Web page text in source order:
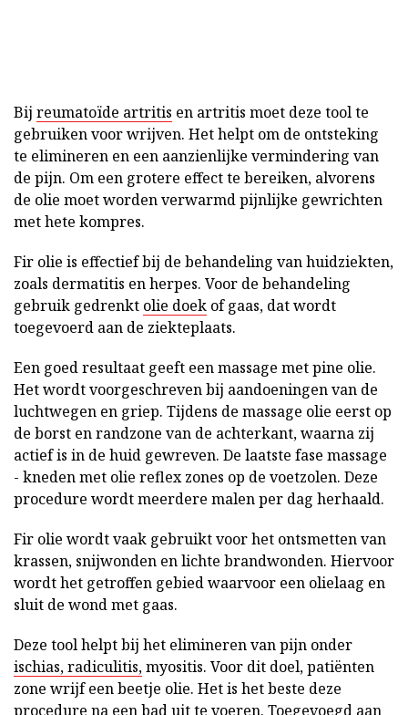
Bij reumatoïde artritis en artritis moet deze tool te
gebruiken voor wrijven. Het helpt om de ontsteking
te elimineren en een aanzienlijke vermindering van
de pijn. Om een grotere effect te bereiken, alvorens
de olie moet worden verwarmd pijnlijke gewrichten
met hete kompres.
Fir olie is effectief bij de behandeling van huidziekten,
zoals dermatitis en herpes. Voor de behandeling
gebruik gedrenkt olie doek of gaas, dat wordt
toegevoerd aan de ziekteplaats.
Een goed resultaat geeft een massage met pine olie.
Het wordt voorgeschreven bij aandoeningen van de
luchtwegen en griep. Tijdens de massage olie eerst op
de borst en randzone van de achterkant, waarna zij
actief is in de huid gewreven. De laatste fase massage
- kneden met olie reflex zones op de voetzolen. Deze
procedure wordt meerdere malen per dag herhaald.
Fir olie wordt vaak gebruikt voor het ontsmetten van
krassen, snijwonden en lichte brandwonden. Hiervoor
wordt het getroffen gebied waarvoor een olielaag en
sluit de wond met gaas.
Deze tool helpt bij het elimineren van pijn onder
ischias, radiculitis,myositis. Voor dit doel, patiënten
zone wrijf een beetje olie. Het is het beste deze
procedure na een bad uit te voeren. Toegevoegd aan